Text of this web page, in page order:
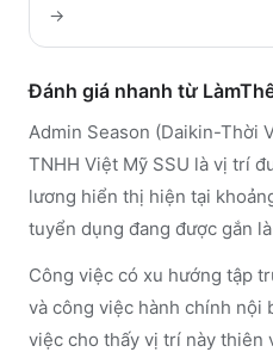
→
Đánh giá nhanh từ
Admin Season (Daikin-Thời
TNHH Việt Mỹ SSU là vị trí
lương hiển thị hiện tại
tuyển dụng đang được gắn
Công việc có xu hướng tập
và công việc hành chính nội
việc cho thấy vị trí này thiên